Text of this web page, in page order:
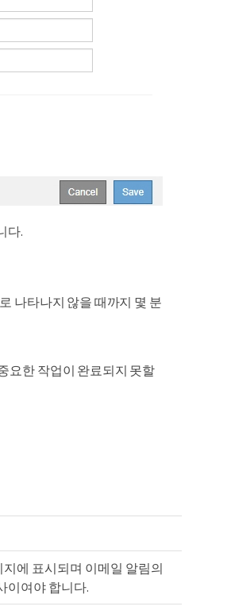
다.
나타나지 않을 때까지 몇 분
요한 작업이 완료되지 못할
에 표시되며 이메일 알림의
이여야 합니다.